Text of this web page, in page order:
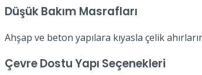
Düşük Bakım Masrafları
Ahşap ve beton yapılara kıyasla çelik
Çevre Dostu Yapı Seçenekleri